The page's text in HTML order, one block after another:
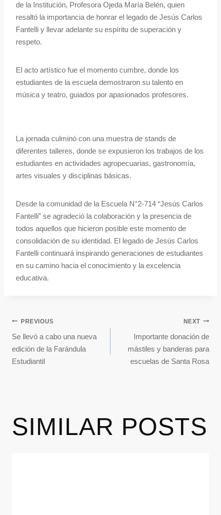
de la Institución, Profesora Ojeda María Belén, quien
resaltó la importancia de honrar el legado de Jesús Carlos
Fantelli y llevar adelante su espíritu de superación y
respeto.
El acto artístico fue el momento cumbre, donde los
estudiantes de la escuela demostraron su talento en
música y teatro, guiados por apasionados profesores.
La jornada culminó con una muestra de stands de
diferentes talleres, donde se expusieron los trabajos de los
estudiantes en actividades agropecuarias, gastronomía,
artes visuales y disciplinas básicas.
Desde la comunidad de la Escuela N°2-714 “Jesús Carlos
Fantelli” se agradeció la colaboración y la presencia de
todos aquellos que hicieron posible este momento de
consolidación de su identidad. El legado de Jesús Carlos
Fantelli continuará inspirando generaciones de estudiantes
en su camino hacia el conocimiento y la excelencia
educativa.
PREVIOUS
Se llevó a cabo una nueva
edición de la Farándula
Estudiantil
NEXT
Importante donación de
mástiles y banderas para
escuelas de Santa Rosa
SIMILAR POSTS